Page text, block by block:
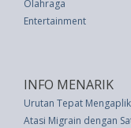
Olahraga
Entertainment
INFO MENARIK
Urutan Tepat
Atasi Migrain dengan